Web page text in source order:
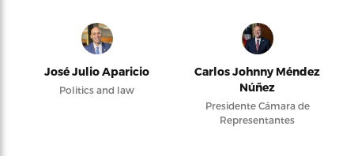
José Julio Aparicio
Politics and law
Carlos Johnny Méndez
Núñez
Presidente Cámara de
Representantes